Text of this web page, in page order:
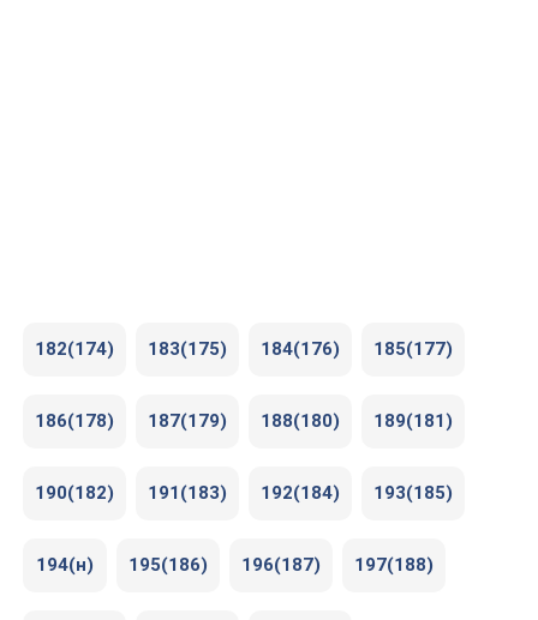
182(174) 183(175) 184(176) 185(177)
186(178) 187(179) 188(180) 189(181)
190(182) 191(183) 192(184) 193(185)
194(н) 195(186) 196(187) 197(188)